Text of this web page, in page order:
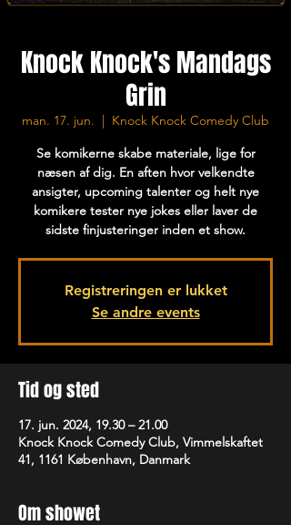
Knock Knock's Mandags
Grin
man. 17. jun.
  |
Knock Knock Comedy Club
Se komikerne skabe materiale, lige for
næsen af dig. En aften hvor velkendte
ansigter, upcoming talenter og helt nye
komikere tester nye jokes eller laver de
sidste finjusteringer inden et show.
Registreringen er lukket
Se andre events
Tid og sted
17. jun. 2024, 19.30 – 21.00
Knock Knock Comedy Club, Vimmelskaftet
41, 1161 København, Danmark
Om showet